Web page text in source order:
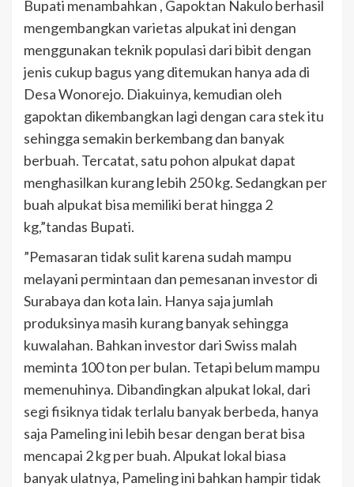
Bupati menambahkan , Gapoktan Nakulo berhasil
mengembangkan varietas alpukat ini dengan
menggunakan teknik populasi dari bibit dengan
jenis cukup bagus yang ditemukan hanya ada di
Desa Wonorejo. Diakuinya, kemudian oleh
gapoktan dikembangkan lagi dengan cara stek itu
sehingga semakin berkembang dan banyak
berbuah. Tercatat, satu pohon alpukat dapat
menghasilkan kurang lebih 250 kg. Sedangkan per
buah alpukat bisa memiliki berat hingga 2
kg,”tandas Bupati.
”Pemasaran tidak sulit karena sudah mampu
melayani permintaan dan pemesanan investor di
Surabaya dan kota lain. Hanya saja jumlah
produksinya masih kurang banyak sehingga
kuwalahan. Bahkan investor dari Swiss malah
meminta 100 ton per bulan. Tetapi belum mampu
memenuhinya. Dibandingkan alpukat lokal, dari
segi fisiknya tidak terlalu banyak berbeda, hanya
saja Pameling ini lebih besar dengan berat bisa
mencapai 2 kg per buah. Alpukat lokal biasa
banyak ulatnya, Pameling ini bahkan hampir tidak